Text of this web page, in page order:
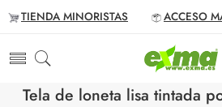
TIENDA MINORISTAS ACCESO
Tela de loneta lisa tintada